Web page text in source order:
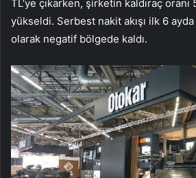
TL’ye çıkarken, şirketin kaldıraç
yükseldi. Serbest nakit akışı ilk 6
olarak negatif bölgede kaldı.